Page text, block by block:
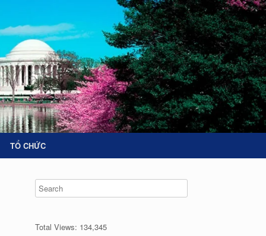
TỔ CHỨC
Total Views: 134,345